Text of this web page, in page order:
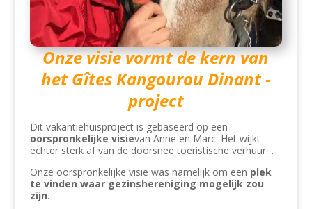
Onze visie vormt de kern van
het Gîtes Kangourou Dinant -
project
Dit vakantiehuisproject is gebaseerd op een
oorspronkelijke visievan Anne en Marc. Het wijkt
echter sterk af van de doorsnee toeristische verhuur…
Onze oorspronkelijke visie was namelijk om een ​​plek
te vinden waar gezinshereniging mogelijk zou
zijn.